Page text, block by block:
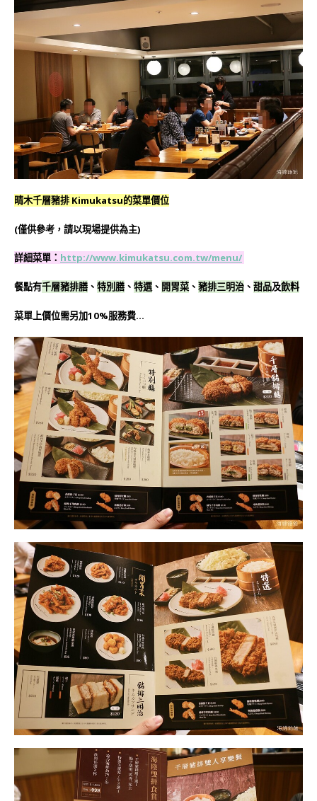
晴木千層豬排 Kimukatsu的菜單價位
(僅供參考，請以現場提供為主)
詳細菜單 ： http://www.kimukatsu.com.tw/menu/
餐點有千層豬排膳 、 特別膳 、 特選 、 開胃菜 、 豬排三明治 、 甜品及飲料
菜單上價位需另加10%服務費…